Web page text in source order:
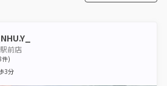
前店
件)
3分